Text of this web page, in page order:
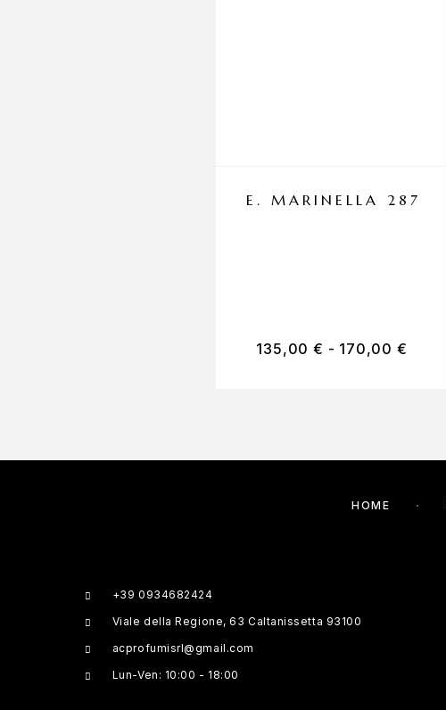
E. MARINELLA 287
135,00 € - 170,00 €
HOME
+39 0934682424
Viale della Regione, 63 Caltanissetta 93100
acprofumisrl@gmail.com
Lun-Ven: 10:00 - 18:00